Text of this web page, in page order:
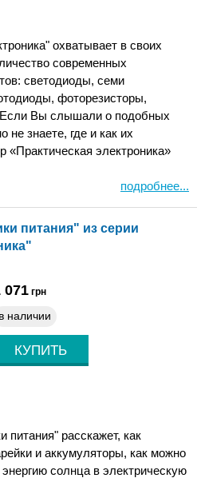
охватывает в своих
современных
светодиоды, семи
фоторезисторы,
Если Вы слышали о подобных
не знаете, где и как их
«Практическая электроника»
подробнее...
питания" из серии
071 грн
в наличии
питания" расскажет, как
и аккумуляторы, как можно
солнца в электрическую